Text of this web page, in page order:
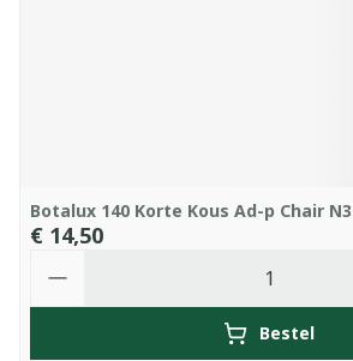
Botalux 140 Korte Kous Ad-p Chair N3
€ 14,50
Bestel